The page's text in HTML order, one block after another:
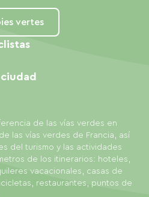
vertes
de las vías verdes en
las vías verdes de Francia, así
del turismo y las actividades
de los itinerarios: hoteles,
vacacionales, casas de
restaurantes, puntos de